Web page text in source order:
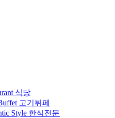
식당
고기뷔페
Style 한식전문